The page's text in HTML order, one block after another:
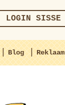
LOGIN SISSE
| Blog | Reklaam